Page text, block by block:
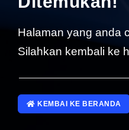
Halaman yang anda
Silahkan kembali ke
KEMBAI KE BERANDA